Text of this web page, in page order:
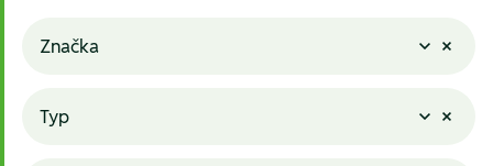
Značka
Typ